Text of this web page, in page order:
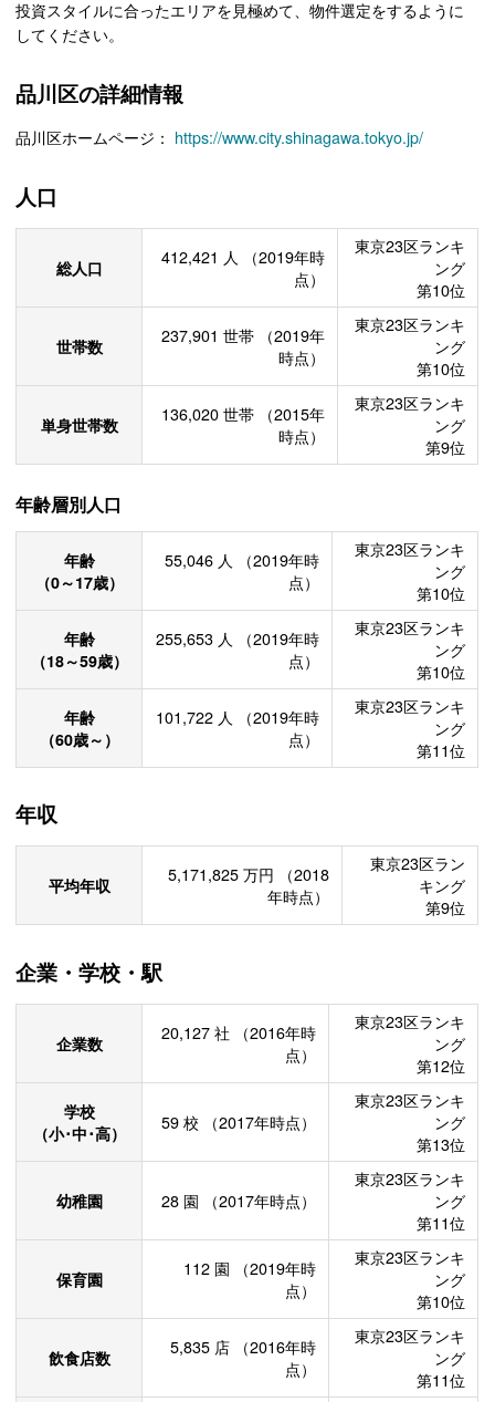
投資スタイルに合ったエリアを見極めて、物件選定をするように
してください。
品川区の詳細情報
品川区ホームページ： https://www.city.shinagawa.tokyo.jp/
人口
総人口 412,421 人
（2019年時
点）
東京23区ランキ
ング
第10位
世帯数 237,901 世帯
（2019年
時点）
東京23区ランキ
ング
第10位
単身世帯数 136,020 世帯
（2015年
時点）
東京23区ランキ
ング
第9位
年齢層別人口
年齢
（0～17歳）
55,046 人
（2019年時
点）
東京23区ランキ
ング
第10位
年齢
（18～59歳）
255,653 人
（2019年時
点）
東京23区ランキ
ング
第10位
年齢
（60歳～）
101,722 人
（2019年時
点）
東京23区ランキ
ング
第11位
年収
平均年収 5,171,825 万円
（2018
年時点）
東京23区ラン
キング
第9位
企業・学校・駅
企業数 20,127 社
（2016年時
点）
東京23区ランキ
ング
第12位
学校
（小･中･高）
59 校 （2017年時点）
東京23区ランキ
ング
第13位
幼稚園 28 園 （2017年時点）
東京23区ランキ
ング
第11位
保育園 112 園
（2019年時
点）
東京23区ランキ
ング
第10位
飲食店数 5,835 店
（2016年時
点）
東京23区ランキ
ング
第11位